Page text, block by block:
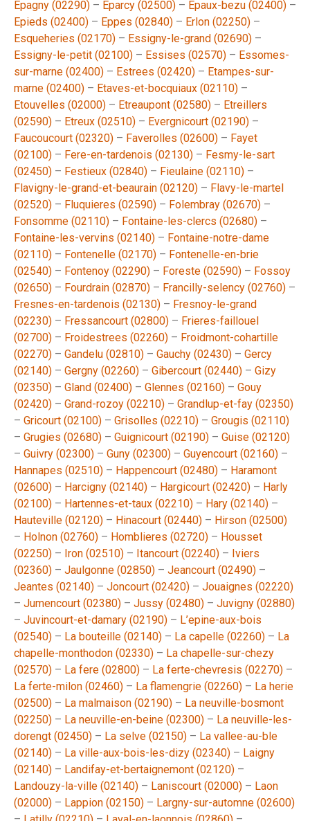
Epagny (02290) – Eparcy (02500) – Epaux-bezu (02400) –
Epieds (02400) – Eppes (02840) – Erlon (02250) –
Esqueheries (02170) – Essigny-le-grand (02690) –
Essigny-le-petit (02100) – Essises (02570) – Essomes-
sur-marne (02400) – Estrees (02420) – Etampes-sur-
marne (02400) – Etaves-et-bocquiaux (02110) –
Etouvelles (02000) – Etreaupont (02580) – Etreillers
(02590) – Etreux (02510) – Evergnicourt (02190) –
Faucoucourt (02320) – Faverolles (02600) – Fayet
(02100) – Fere-en-tardenois (02130) – Fesmy-le-sart
(02450) – Festieux (02840) – Fieulaine (02110) –
Flavigny-le-grand-et-beaurain (02120) – Flavy-le-martel
(02520) – Fluquieres (02590) – Folembray (02670) –
Fonsomme (02110) – Fontaine-les-clercs (02680) –
Fontaine-les-vervins (02140) – Fontaine-notre-dame
(02110) – Fontenelle (02170) – Fontenelle-en-brie
(02540) – Fontenoy (02290) – Foreste (02590) – Fossoy
(02650) – Fourdrain (02870) – Francilly-selency (02760) –
Fresnes-en-tardenois (02130) – Fresnoy-le-grand
(02230) – Fressancourt (02800) – Frieres-faillouel
(02700) – Froidestrees (02260) – Froidmont-cohartille
(02270) – Gandelu (02810) – Gauchy (02430) – Gercy
(02140) – Gergny (02260) – Gibercourt (02440) – Gizy
(02350) – Gland (02400) – Glennes (02160) – Gouy
(02420) – Grand-rozoy (02210) – Grandlup-et-fay (02350)
– Gricourt (02100) – Grisolles (02210) – Grougis (02110)
– Grugies (02680) – Guignicourt (02190) – Guise (02120)
– Guivry (02300) – Guny (02300) – Guyencourt (02160) –
Hannapes (02510) – Happencourt (02480) – Haramont
(02600) – Harcigny (02140) – Hargicourt (02420) – Harly
(02100) – Hartennes-et-taux (02210) – Hary (02140) –
Hauteville (02120) – Hinacourt (02440) – Hirson (02500)
– Holnon (02760) – Homblieres (02720) – Housset
(02250) – Iron (02510) – Itancourt (02240) – Iviers
(02360) – Jaulgonne (02850) – Jeancourt (02490) –
Jeantes (02140) – Joncourt (02420) – Jouaignes (02220)
– Jumencourt (02380) – Jussy (02480) – Juvigny (02880)
– Juvincourt-et-damary (02190) – L’epine-aux-bois
(02540) – La bouteille (02140) – La capelle (02260) – La
chapelle-monthodon (02330) – La chapelle-sur-chezy
(02570) – La fere (02800) – La ferte-chevresis (02270) –
La ferte-milon (02460) – La flamengrie (02260) – La herie
(02500) – La malmaison (02190) – La neuville-bosmont
(02250) – La neuville-en-beine (02300) – La neuville-les-
dorengt (02450) – La selve (02150) – La vallee-au-ble
(02140) – La ville-aux-bois-les-dizy (02340) – Laigny
(02140) – Landifay-et-bertaignemont (02120) –
Landouzy-la-ville (02140) – Laniscourt (02000) – Laon
(02000) – Lappion (02150) – Largny-sur-automne (02600)